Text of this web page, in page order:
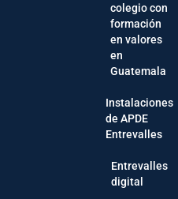
colegio con
formación
en valores
en
Guatemala
Instalaciones
de APDE
Entrevalles
Entrevalles
digital